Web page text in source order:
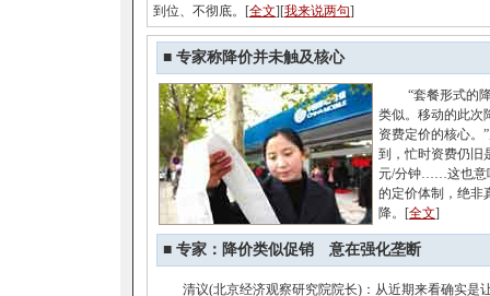
到位、不彻底。[全文][我来说两句]
■ 专家称降价并未触及核心
“套餐形式的降
类似。移动的此次
资费定价的核心。
到，忙时资费仍旧
元/分钟……这也意
的定价体制，绝非
降。[全文]
■ 专家：降价类似促销 意在强化垄断
清议(北京经济观察研究院院长)：从近期来看确实是